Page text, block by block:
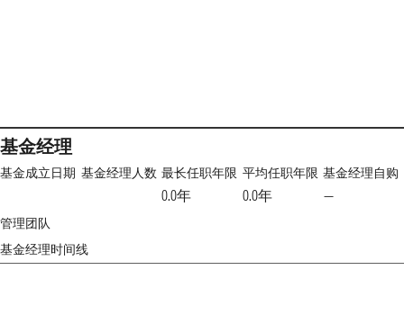
基金经理
基金成立日期 基金经理人数 最长任职年限
0.0年
平均任职年限
0.0年
基金经理自购
—
管理团队
基金经理时间线